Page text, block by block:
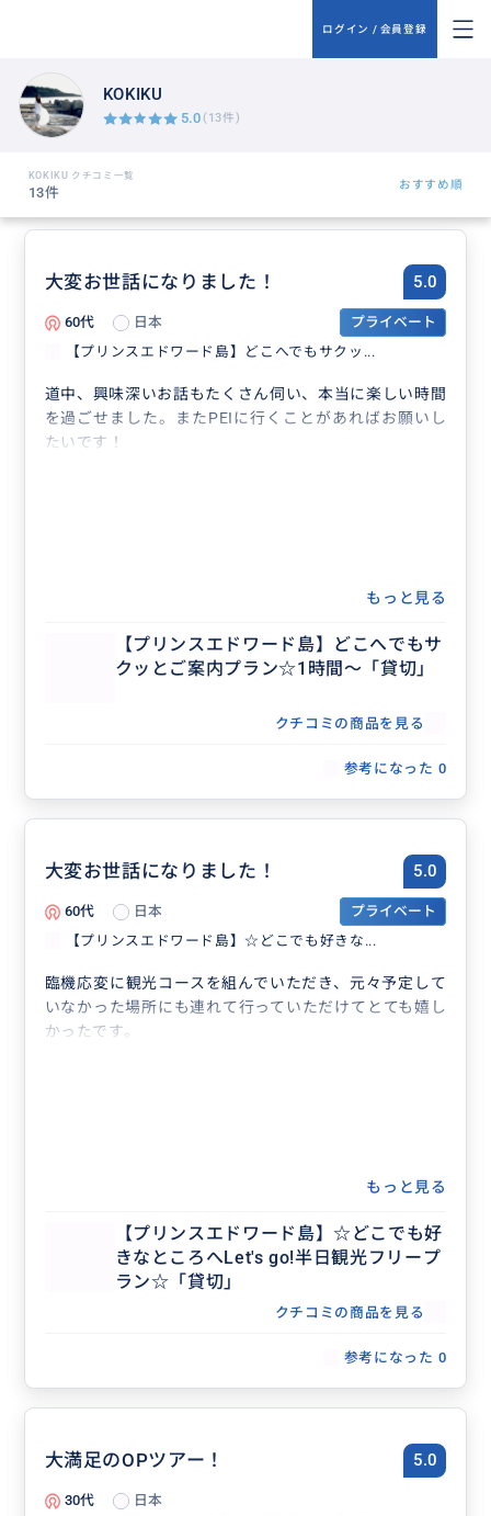
ログイン / 会員登録
KOKIKU
5.0 (13件)
KOKIKU クチコミ一覧
13件 おすすめ順
大変お世話になりました！ 5.0
60代 日本
プライベート
【プリンスエドワード島】どこへでもサクッ...
道中、興味深いお話もたくさん伺い、本当に楽しい時間
を過ごせました。またPEIに行くことがあればお願いし
たいです！
もっと見る
【プリンスエドワード島】どこへでもサ
クッとご案内プラン☆1時間～「貸切」
クチコミの商品を見る
参考になった 0
大変お世話になりました！ 5.0
60代 日本
プライベート
【プリンスエドワード島】☆どこでも好きな...
臨機応変に観光コースを組んでいただき、元々予定して
いなかった場所にも連れて行っていただけてとても嬉し
かったです。
もっと見る
【プリンスエドワード島】☆どこでも好
きなところへLet's go!半日観光フリープ
ラン☆「貸切」
クチコミの商品を見る
参考になった 0
大満足のOPツアー！ 5.0
30代
日本